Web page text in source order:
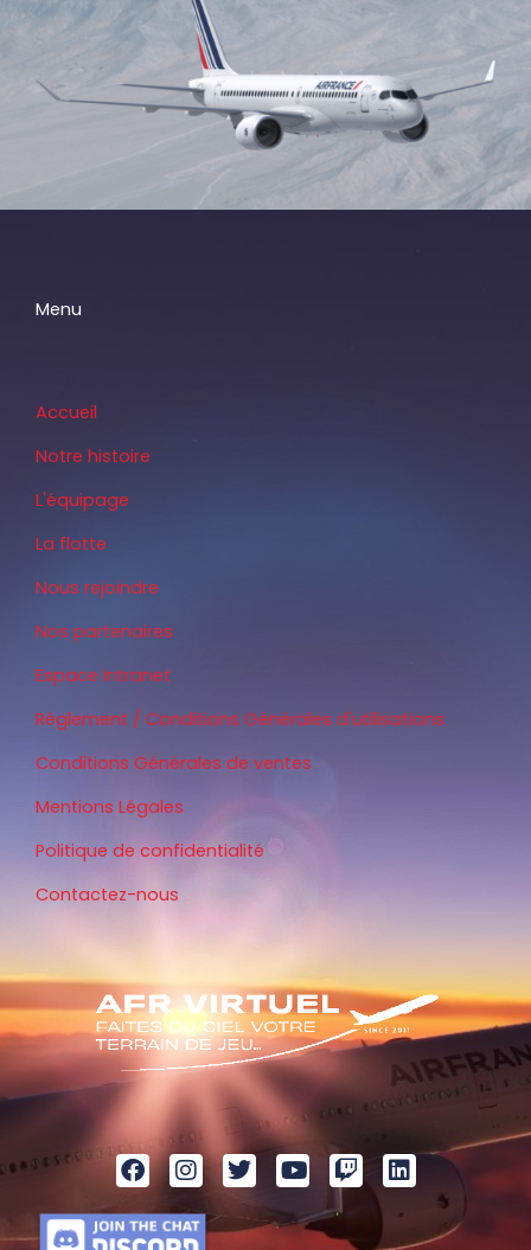
Menu
Accueil
Notre histoire
L'équipage
La flotte
Nous rejoindre
Nos partenaires
Espace Intranet
Règlement / Conditions Générales d'utilisations
Conditions Générales de ventes
Mentions Légales
Politique de confidentialité
Contactez-nous